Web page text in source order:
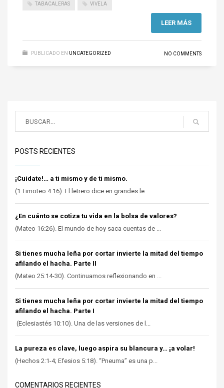
TABACALERAS VIVELA
LEER MÁS
PUBLICADO EN UNCATEGORIZED NO COMMENTS
POSTS RECIENTES
¡Cuídate!… a ti mismo y de ti mismo.
(1 Timoteo 4:16). El letrero dice en grandes le...
¿En cuánto se cotiza tu vida en la bolsa de valores?
(Mateo 16:26). El mundo de hoy saca cuentas de ...
Si tienes mucha leña por cortar invierte la mitad del tiempo
afilando el hacha. Parte II
(Mateo 25:14-30). Continuamos reflexionando en ...
Si tienes mucha leña por cortar invierte la mitad del tiempo
afilando el hacha. Parte I
(Eclesiastés 10:10). Una de las versiones de l...
La pureza es clave, luego aspira su blancura y… ¡a volar!
(Hechos 2:1-4; Efesios 5:18). “Pneuma” es una p...
COMENTARIOS RECIENTES